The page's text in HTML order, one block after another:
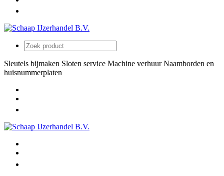
Sleutels bijmaken Sloten service Machine verhuur Naamborden en
huisnummerplaten